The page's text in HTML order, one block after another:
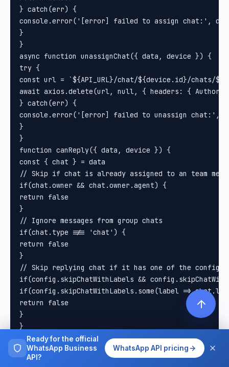
Ready for the official
WhatsApp Business
API?
WhatsApp API pricing